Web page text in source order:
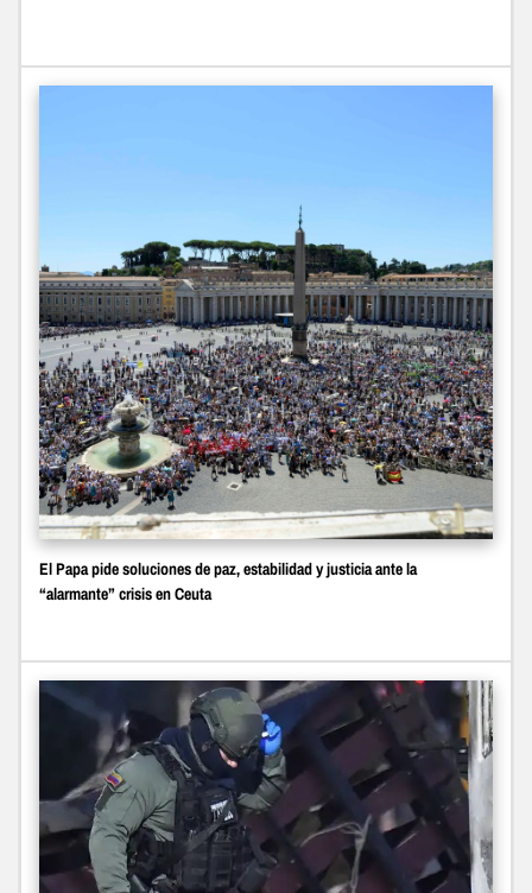
El Papa pide soluciones de paz, estabilidad y justicia ante la
“alarmante” crisis en Ceuta